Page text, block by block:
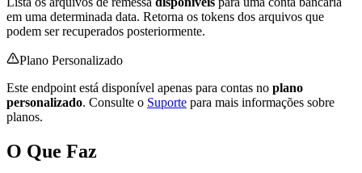
em uma determinada data. Retorna os tokens dos arquivos que
podem ser recuperados posteriormente.
Plano Personalizado
Este endpoint está disponível apenas para contas no plano
personalizado. Consulte o Suporte para mais informações sobre
planos.
O Que Faz